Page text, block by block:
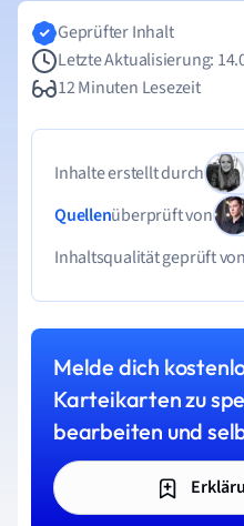
Geprüfter Inhalt
Letzte Aktualisierung:
12 Minuten Lesezeit
Inhalte erstellt durch
Quellenüberprüft von
Inhaltsqualität geprüft
Melde dich
Karteikarten zu
bearbeiten und